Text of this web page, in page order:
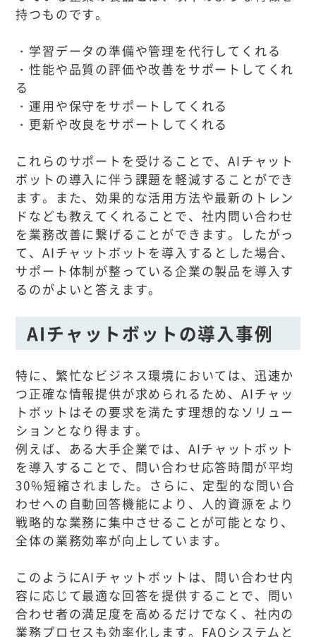
持つものです。
・学習データの準備や管理を代行してくれる
・性能や品質の評価や改善をサポートしてくれ
る
・運用や保守をサポートしてくれる
・更新や改良をサポートしてくれる
これらのサポートを受けることで、AIチャット
ボットの導入に伴う課題を軽減することができ
ます。また、効果的な活用方法や最新のトレン
ドなども教えてくれることで、社内問い合わせ
を業務改善に繋げることができます。したがっ
て、AIチャットボットを導入するとした場合、
サポート体制が整っている企業の製品を導入す
るのがよいと答えます。
AIチャットボットの導入事例
特に、繁忙なビジネス環境においては、迅速か
つ正確な情報提供が求められるため、AIチャッ
トボットはその要求を満たす理想的なソリュー
ションとなり得ます。
例えば、ある大手企業では、AIチャットボット
を導入することで、問い合わせ応答時間が平均
30%短縮されました。さらに、定型的な問い合
わせへの自動回答機能により、人的資源をより
戦略的な業務に集中させることが可能となり、
全体の業務効率が向上しています。
このようにAIチャットボットは、問い合わせ内
容に応じて最適な回答を提供することで、問い
合わせ者の満足度を高めるだけでなく、社内の
業務プロセスも効率化します。FAQシステムと